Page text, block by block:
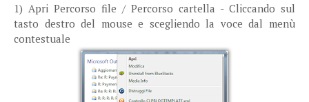
1) Apri Percorso file / Percorso cartella - Cliccando sul
tasto destro del mouse e scegliendo la voce dal menù
contestuale